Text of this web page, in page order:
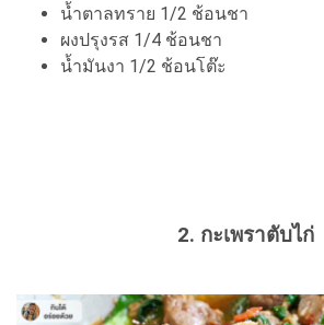
น้ำตาลทราย 1/2 ช้อนชา
ผงปรุงรส 1/4 ช้อนชา
น้ำมันงา 1/2 ช้อนโต๊ะ
2. กะเพราตับไก่